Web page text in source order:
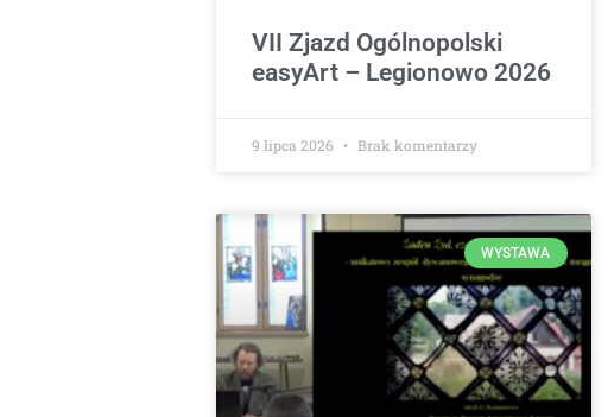
VII Zjazd Ogólnopolski
easyArt – Legionowo 2026
9 lipca 2026 Brak komentarzy
WYSTAWA